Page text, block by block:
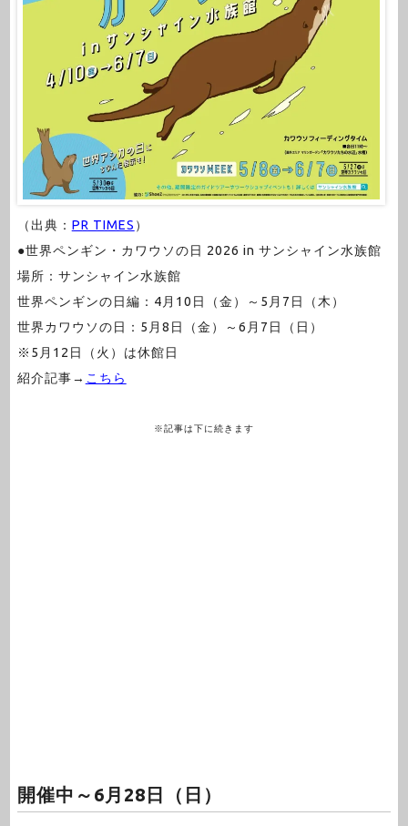
（出典： PR TIMES ）
●世界ペンギン・カワウソの日 2026 in サンシャイン水族館
場所：サンシャイン水族館
世界ペンギンの日編：4月10日（金）～5月7日（木）
世界カワウソの日：5月8日（金）～6月7日（日）
※5月12日（火）は休館日
紹介記事→ こちら
※記事は下に続きます
開催中～6月28日（日）